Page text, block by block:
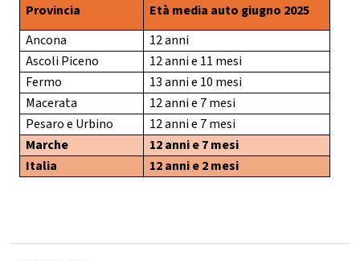
Provincia
Età media auto giugno 2025
Ancona
12 anni
Ascoli Piceno
12 anni e 11 mesi
Fermo
13 anni e 10 mesi
Macerata
12 anni e 7 mesi
Pesaro e Urbino
12 anni e 7 mesi
Marche
12 anni e 7 mesi
Italia
12 anni e 2 mesi